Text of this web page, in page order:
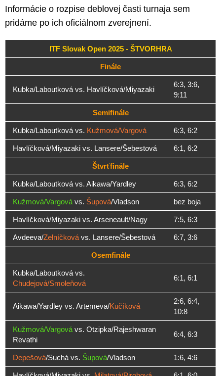
Informácie o rozpise deblovej časti turnaja sem
pridáme po ich oficiálnom zverejnení.
ITF Slovak Open 2025 - ŠTVORHRA
Finále
Kubka/Laboutková vs. Havlíčková/Miyazaki
6:3, 3:6,
9:11
Semifinále
Kubka/Laboutková vs. Kužmová/Vargová 6:3, 6:2
Havlíčková/Miyazaki vs. Lansere/Šebestová 6:1, 6:2
Štvrťfinále
Kubka/Laboutková vs. Aikawa/Yardley 6:3, 6:2
Kužmová/Vargová vs. Šupová/Vladson bez boja
Havlíčková/Miyazaki vs. Arseneault/Nagy 7:5, 6:3
Avdeeva/Zelníčková vs. Lansere/Šebestová 6:7, 3:6
Osemfinále
Kubka/Laboutková vs.
Chudejová/Smoleňová
6:1, 6:1
Aikawa/Yardley vs. Artemeva/Kučíková
2:6, 6:4,
10:8
Kužmová/Vargová vs. Otzipka/Rajeshwaran
Revathi
6:4, 6:3
Depešová/Suchá vs. Šupová/Vladson 1:6, 4:6